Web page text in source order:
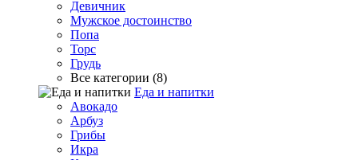
Девичник
Мужское достоинство
Попа
Торс
Грудь
Все категории (8)
Еда и напитки
Авокадо
Арбуз
Грибы
Икра